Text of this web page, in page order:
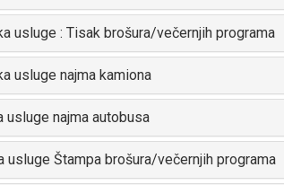
usluge : Tisak brošura/večernjih programa
usluge najma kamiona
usluge najma autobusa
usluge Štampa brošura/večernjih programa